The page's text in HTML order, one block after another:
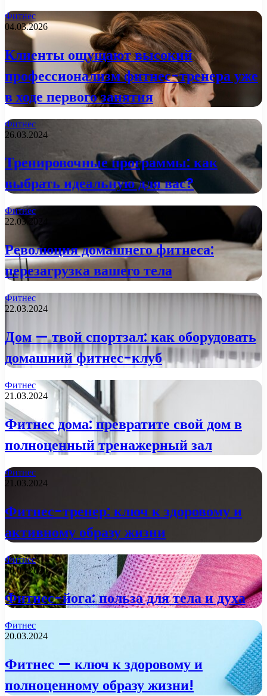
Фитнес
04.03.2026
Клиенты ощущают высокий
профессионализм фитнес-тренера уже
в ходе первого занятия
Фитнес
26.03.2024
Тренировочные программы: как
выбрать идеальную для вас?
Фитнес
22.03.2024
Революция домашнего фитнеса:
перезагрузка вашего тела
Фитнес
22.03.2024
Дом — твой спортзал: как оборудовать
домашний фитнес-клуб
Фитнес
21.03.2024
Фитнес дома: превратите свой дом в
полноценный тренажерный зал
Фитнес
21.03.2024
Фитнес-тренер: ключ к здоровому и
активному образу жизни
Фитнес
20.03.2024
Фитнес-йога: польза для тела и духа
Фитнес
20.03.2024
Фитнес — ключ к здоровому и
полноценному образу жизни!